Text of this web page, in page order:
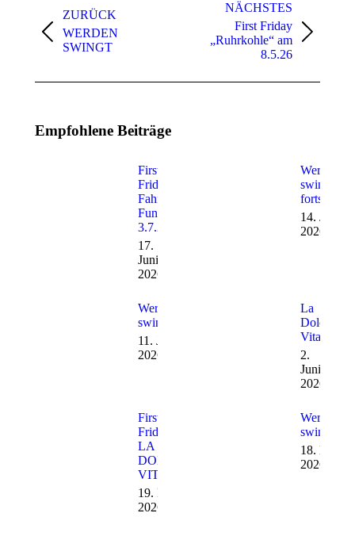
ZURÜCK
Vorheriger
Beitrag:
WERDEN
SWINGT
NÄCHSTES
Nächster
First Friday
„Ruhrkohle“ am
8.5.26
Empfohlene Beiträge
First
Friday
Fahrrad
Fun am
3.7.26
17.
Juni
2026
Werden
swingt –
fortsetzung
14. Juni
2026
Werden
swingt
11. Juni
2026
La
Dolce
Vita
2.
Juni
2026
First
Friday –
LA
DOLCE
VITA
19. Mai
2026
Werden
swingt
18. Mai
2026